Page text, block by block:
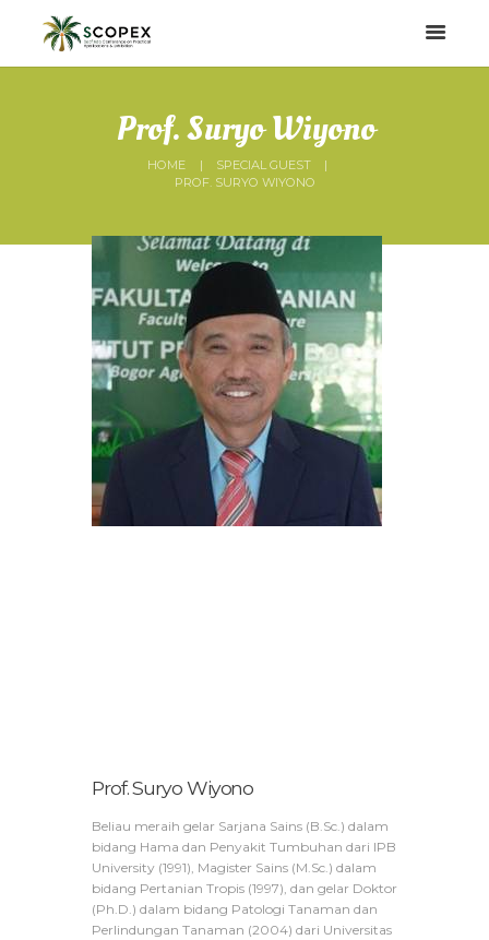
Prof. Suryo Wiyono
HOME
SPECIAL GUEST
PROF. SURYO WIYONO
Prof. Suryo Wiyono
Beliau meraih gelar Sarjana Sains (B.Sc.) dalam
bidang Hama dan Penyakit Tumbuhan dari IPB
University (1991), Magister Sains (M.Sc.) dalam
bidang Pertanian Tropis (1997), dan gelar Doktor
(Ph.D.) dalam bidang Patologi Tanaman dan
Perlindungan Tanaman (2004) dari Universitas